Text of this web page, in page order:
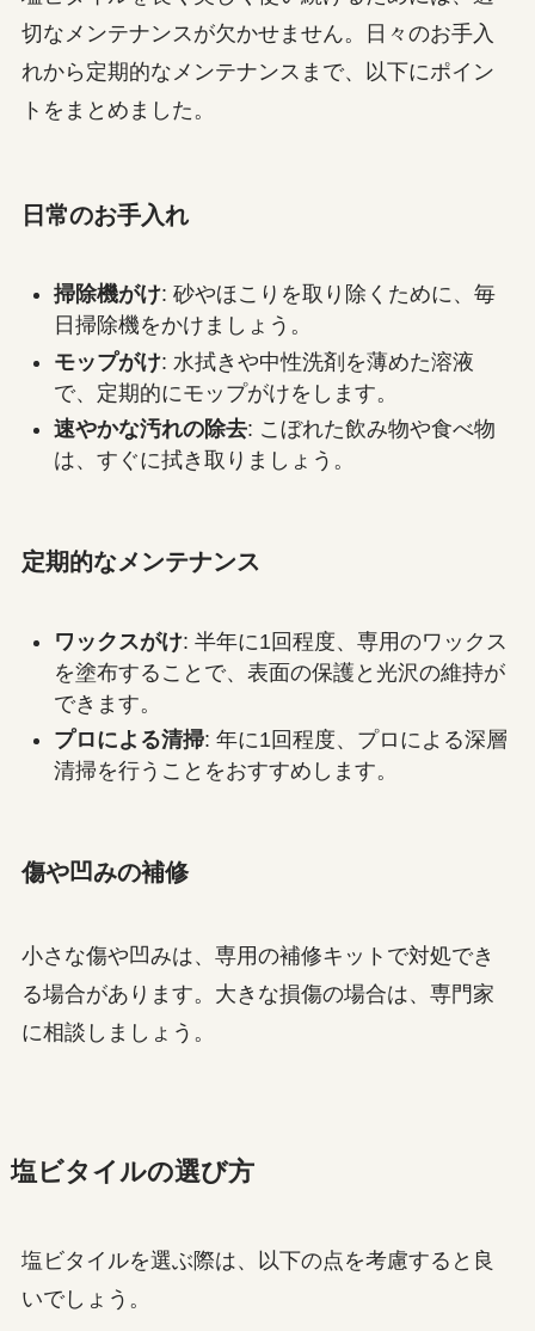
切なメンテナンスが欠かせません。日々のお手入
れから定期的なメンテナンスまで、以下にポイン
トをまとめました。
日常のお手入れ
掃除機がけ: 砂やほこりを取り除くために、毎
日掃除機をかけましょう。
モップがけ: 水拭きや中性洗剤を薄めた溶液
で、定期的にモップがけをします。
速やかな汚れの除去: こぼれた飲み物や食べ物
は、すぐに拭き取りましょう。
定期的なメンテナンス
ワックスがけ: 半年に1回程度、専用のワックス
を塗布することで、表面の保護と光沢の維持が
できます。
プロによる清掃: 年に1回程度、プロによる深層
清掃を行うことをおすすめします。
傷や凹みの補修
小さな傷や凹みは、専用の補修キットで対処でき
る場合があります。大きな損傷の場合は、専門家
に相談しましょう。
塩ビタイルの選び方
塩ビタイルを選ぶ際は、以下の点を考慮すると良
いでしょう。